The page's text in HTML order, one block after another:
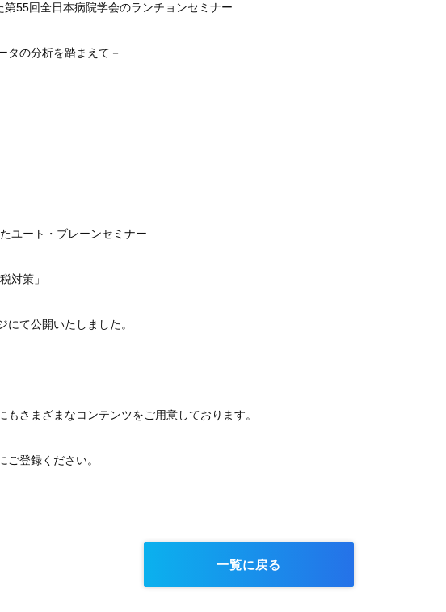
55回全日本病院学会のランチョンセミナー
タの分析を踏まえて－
ユート・ブレーンセミナー
対策」
て公開いたしました。
もさまざまなコンテンツをご用意しております。
ご登録ください。
一覧に戻る